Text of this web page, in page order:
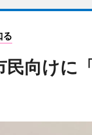
る
民向けに